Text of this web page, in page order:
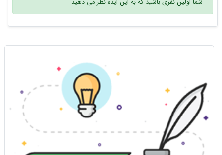
شما اولین نفری باشید که به این ایده نظر می دهید.